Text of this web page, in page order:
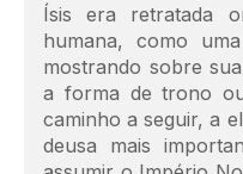
Ísis era retratada
humana, como
mostrando sobre
a forma de trono
caminho a seguir, a
deusa mais